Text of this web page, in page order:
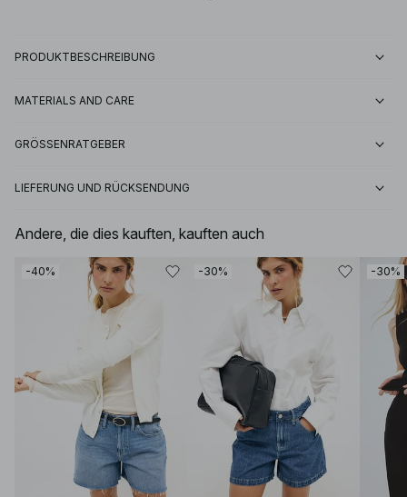
PRODUKTBESCHREIBUNG
MATERIALS AND CARE
GRÖSSENRATGEBER
LIEFERUNG UND RÜCKSENDUNG
Andere, die dies kauften, kauften auch
-40% -30% -30%